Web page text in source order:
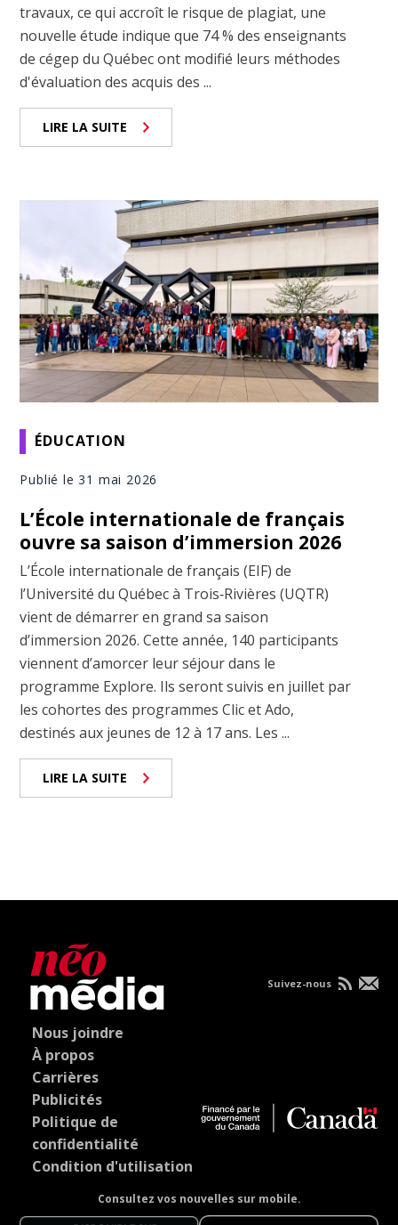
travaux, ce qui accroît le risque de plagiat, une
nouvelle étude indique que 74 % des enseignants
de cégep du Québec ont modifié leurs méthodes
d'évaluation des acquis des ...
LIRE LA SUITE
ÉDUCATION
Publié le 31 mai 2026
L’École internationale de français
ouvre sa saison d’immersion 2026
L’École internationale de français (EIF) de
l’Université du Québec à Trois‑Rivières (UQTR)
vient de démarrer en grand sa saison
d’immersion 2026. Cette année, 140 participants
viennent d’amorcer leur séjour dans le
programme Explore. Ils seront suivis en juillet par
les cohortes des programmes Clic et Ado,
destinés aux jeunes de 12 à 17 ans. Les ...
LIRE LA SUITE
Nous joindre
À propos
Carrières
Publicités
Politique de
confidentialité
Condition d'utilisation
Consultez vos nouvelles sur mobile.
Suivez-nous